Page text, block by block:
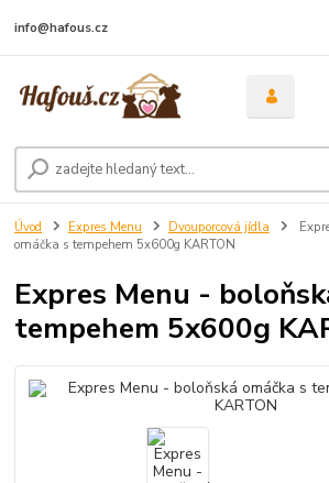
info@hafous.cz
Úvod Expres Menu Dvouporcová jídla
omáčka s tempehem 5x600g KARTON
Expres Menu -
tempehem 5x600g